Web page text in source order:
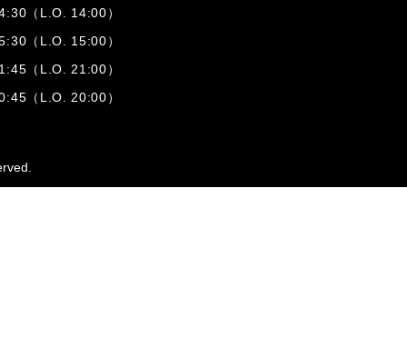
（L.O. 14:00）
（L.O. 15:00）
（L.O. 21:00）
（L.O. 20:00）